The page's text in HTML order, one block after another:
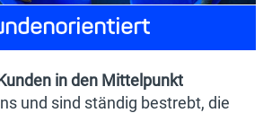
in den Mittelpunkt
und sind ständig bestrebt, die